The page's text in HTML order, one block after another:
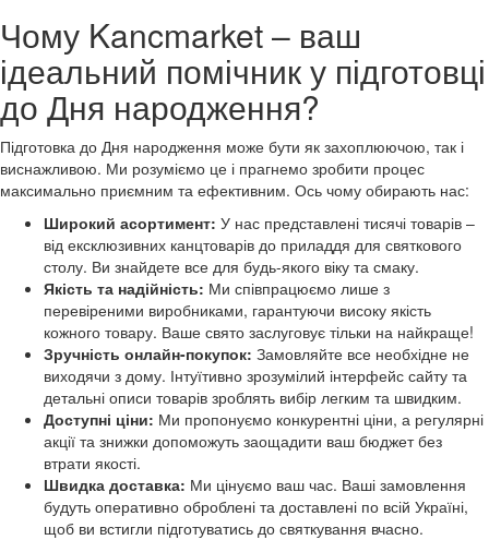
Чому Kancmarket – ваш
ідеальний помічник у підготовці
до Дня народження?
Підготовка до Дня народження може бути як захоплюючою, так і
виснажливою. Ми розуміємо це і прагнемо зробити процес
максимально приємним та ефективним. Ось чому обирають нас:
Широкий асортимент: У нас представлені тисячі товарів –
від ексклюзивних канцтоварів до приладдя для святкового
столу. Ви знайдете все для будь-якого віку та смаку.
Якість та надійність: Ми співпрацюємо лише з
перевіреними виробниками, гарантуючи високу якість
кожного товару. Ваше свято заслуговує тільки на найкраще!
Зручність онлайн-покупок: Замовляйте все необхідне не
виходячи з дому. Інтуїтивно зрозумілий інтерфейс сайту та
детальні описи товарів зроблять вибір легким та швидким.
Доступні ціни: Ми пропонуємо конкурентні ціни, а регулярні
акції та знижки допоможуть заощадити ваш бюджет без
втрати якості.
Швидка доставка: Ми цінуємо ваш час. Ваші замовлення
будуть оперативно оброблені та доставлені по всій Україні,
щоб ви встигли підготуватись до святкування вчасно.